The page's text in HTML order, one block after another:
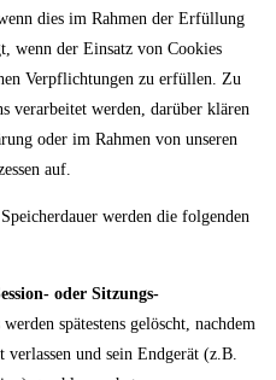
dies im Rahmen der Erfüllung
wenn der Einsatz von Cookies
Verpflichtungen zu erfüllen. Zu
verarbeitet werden, darüber klären
oder im Rahmen von unseren
auf.
werden die folgenden
oder Sitzungs-
spätestens gelöscht, nachdem
und sein Endgerät (z.B.